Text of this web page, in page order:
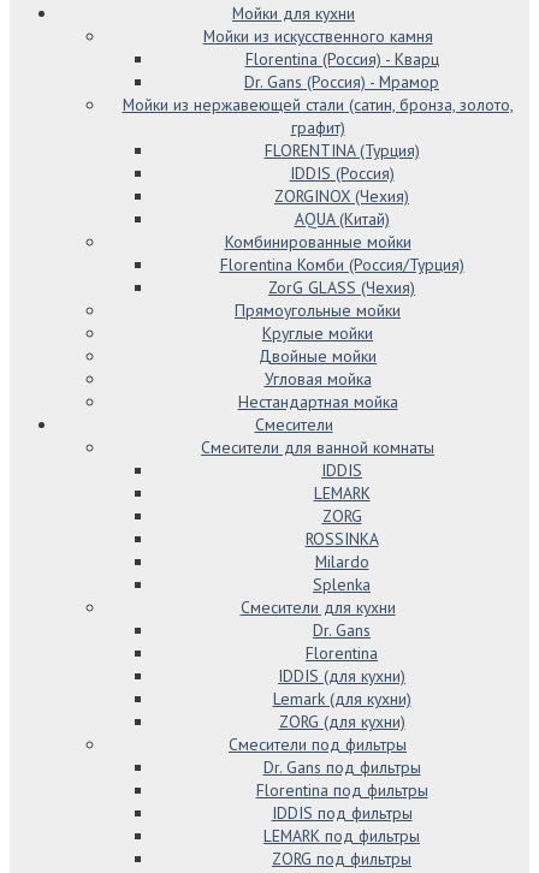
Мойки для кухни
Мойки из искусственного камня
Florentina (Россия) - Кварц
Dr. Gans (Россия) - Мрамор
Мойки из нержавеющей стали (сатин, бронза, золото,
графит)
FLORENTINA (Турция)
IDDIS (Россия)
ZORGINOX (Чехия)
AQUA (Китай)
Комбинированные мойки
Florentina Комби (Россия/Турция)
ZorG GLASS (Чехия)
Прямоугольные мойки
Круглые мойки
Двойные мойки
Угловая мойка
Нестандартная мойка
Смесители
Смесители для ванной комнаты
IDDIS
LEMARK
ZORG
ROSSINKA
Milardo
Splenka
Смесители для кухни
Dr. Gans
Florentina
IDDIS (для кухни)
Lemark (для кухни)
ZORG (для кухни)
Смесители под фильтры
Dr. Gans под фильтры
Florentina под фильтры
IDDIS под фильтры
LEMARK под фильтры
ZORG под фильтры